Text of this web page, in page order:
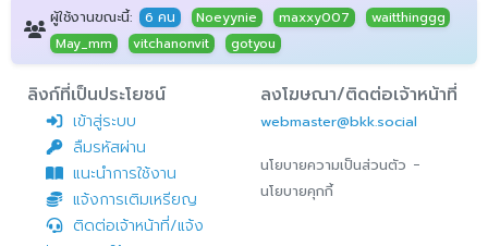
ผู้ใช้งานขณะนี้: 6 คน Noeyynie maxxy007
waitthinggg
May_mm
vitchanonvit gotyou
ลิงก์ที่เป็นประโยชน์
เข้าสู่ระบบ
ลืมรหัสผ่าน
แนะนำการใช้งาน
แจ้งการเติมเหรียญ
ติดต่อเจ้าหน้าที่/แจ้ง
ลงโฆษณา/ติดต่อเจ้าหน้าที่
webmaster@bkk.social
นโยบายความเป็นส่วนตัว -
นโยบายคุกกี้